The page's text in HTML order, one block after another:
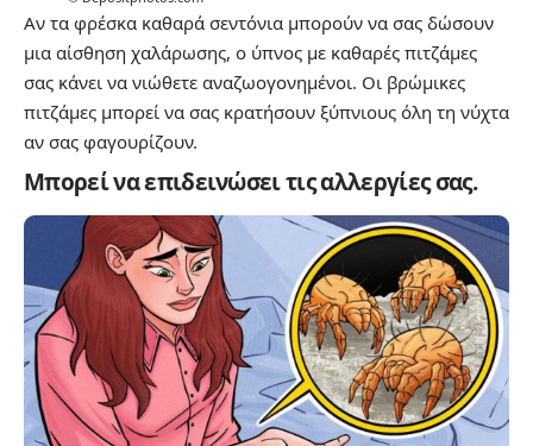
Αν τα φρέσκα καθαρά σεντόνια μπορούν να σας δώσουν
μια αίσθηση χαλάρωσης, ο ύπνος με καθαρές πιτζάμες
σας κάνει να νιώθετε αναζωογονημένοι. Οι βρώμικες
πιτζάμες μπορεί να σας κρατήσουν ξύπνιους όλη τη νύχτα
αν σας φαγουρίζουν.
Μπορεί να επιδεινώσει τις αλλεργίες σας.